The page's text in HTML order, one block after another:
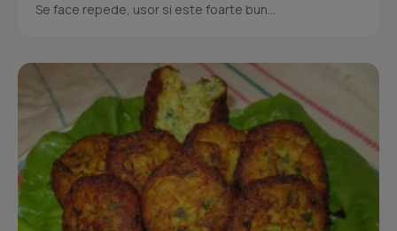
Se face repede, usor si este foarte bun...